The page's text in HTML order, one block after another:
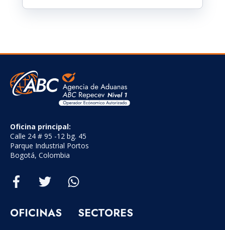
Oficina principal:
Calle 24 # 95 -12 bg. 45
Parque Industrial Portos
Bogotá, Colombia
OFICINAS SECTORES